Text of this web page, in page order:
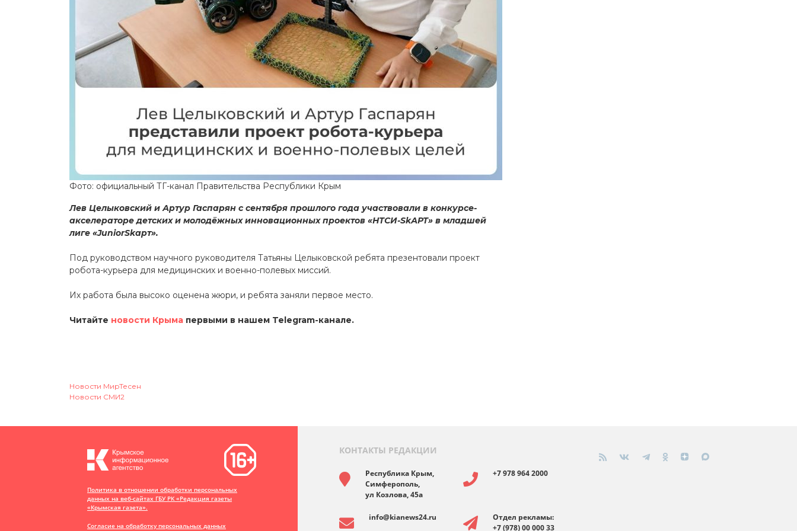
Фото: официальный ТГ-канал Правительства Республики Крым
Лев Целыковский и Артур Гаспарян с сентября прошлого года участвовали в конкурсе-
акселераторе детских и молодёжных инновационных проектов «НТСИ-SkАРТ» в младшей
лиге «JuniorSkарт».
Под руководством научного руководителя Татьяны Целыковской ребята презентовали проект
робота-курьера для медицинских и военно-полевых миссий.
Их работа была высоко оценена жюри, и ребята заняли первое место.
Читайте новости Крыма первыми в нашем Telegram-канале.
Новости МирТесен
Новости СМИ2
Политика в отношении обработки персональных
данных на веб-сайтах ГБУ РК «Редакция газеты
«Крымская газета».
Согласие на обработку персональных данных
КОНТАКТЫ РЕДАКЦИИ
Республика Крым,
Симферополь,
ул Козлова, 45а
+7 978 964 2000
info@kianews24.ru
Отдел рекламы:
+7 (978) 00 000 33